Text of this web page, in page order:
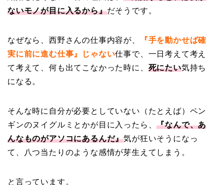
ないモノが目に入るから』だそうです。
なぜなら、西野さんの仕事内容が、
『手を動かせば確
実に前に進む仕事』じゃない仕事で、一日考えて考え
て考えて、何も出てこなかった時に、 死にたい気持ち
になる。
そんな時に自分が必要としていない（たとえば）ペン
ギンのヌイグルミとかが目に入ったら、『なんで、あ
んなものがアソコにあるんだ』気が狂いそうになっ
て、八つ当たりのような感情が芽生えてしまう。
と言っています。